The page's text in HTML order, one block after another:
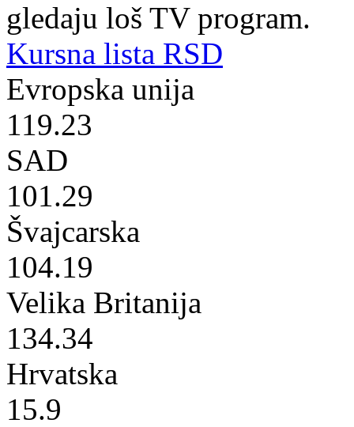
gledaju loš TV program.
Kursna lista RSD
Evropska unija
119.23
SAD
101.29
Švajcarska
104.19
Velika Britanija
134.34
Hrvatska
15.9